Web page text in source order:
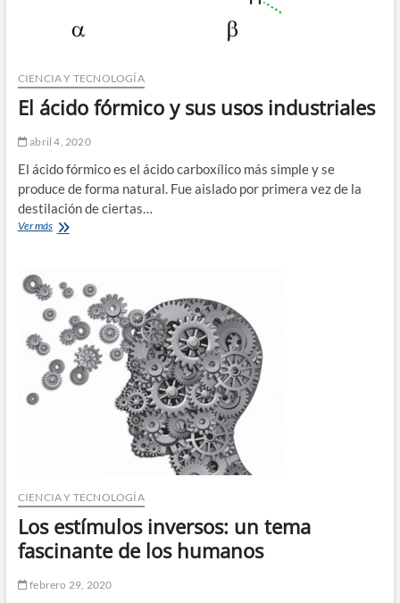
CIENCIA Y TECNOLOGÍA
El ácido fórmico y sus usos industriales
abril 4, 2020
El ácido fórmico es el ácido carboxílico más simple y se
produce de forma natural. Fue aislado por primera vez de la
destilación de ciertas…
Ver másEl
sus
usos
industriales
CIENCIA Y TECNOLOGÍA
Los estímulos inversos: un tema
fascinante de los humanos
febrero 29, 2020